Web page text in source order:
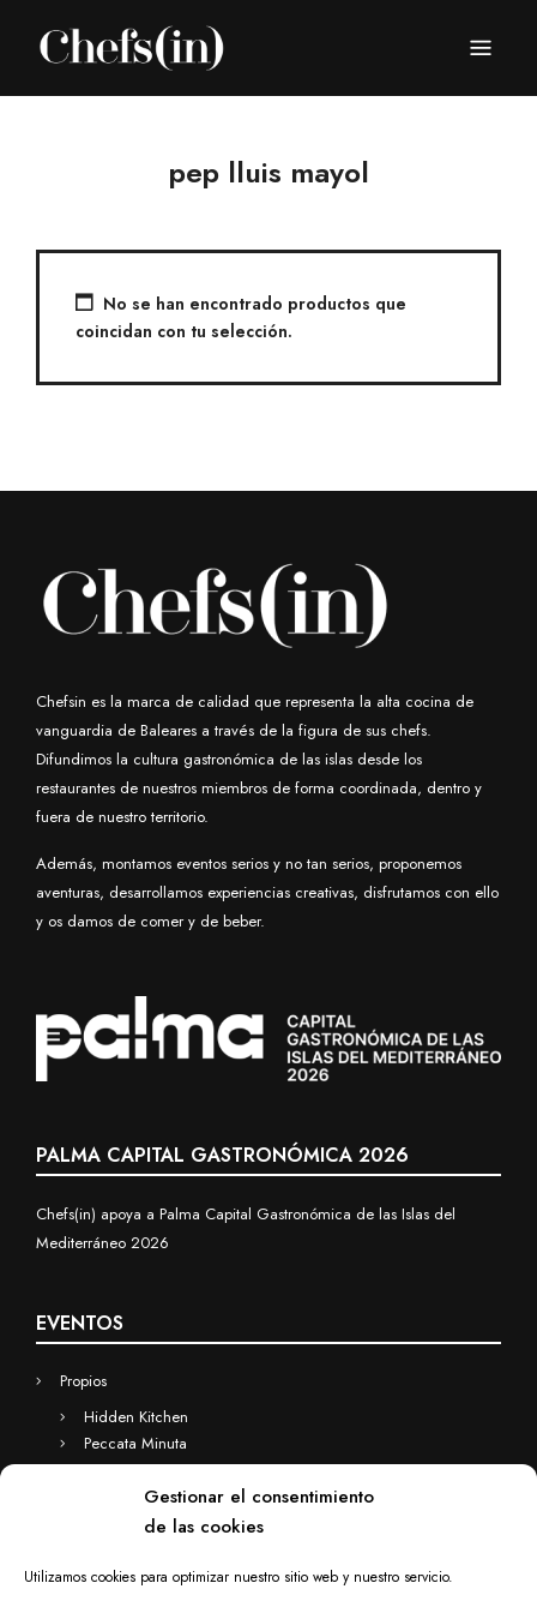
Gestionar el consentimiento
de las cookies
Utilizamos cookies para optimizar nuestro sitio web y nuestro servicio.
CHEFS(IN)
pep lluis mayol
No se han encontrado productos que
coincidan con tu selección.
Chefsin es la marca de calidad que representa la alta cocina de
vanguardia de Baleares a través de la figura de sus chefs.
Difundimos la cultura gastronómica de las islas desde los
restaurantes de nuestros miembros de forma coordinada, dentro y
fuera de nuestro territorio.
Además, montamos eventos serios y no tan serios, proponemos
aventuras, desarrollamos experiencias creativas, disfrutamos con ello
y os damos de comer y de beber.
PALMA CAPITAL GASTRONÓMICA 2026
Chefs(in) apoya a Palma Capital Gastronómica de las Islas del
Mediterráneo 2026
EVENTOS
Propios
Hidden Kitchen
Peccata Minuta
Eventos a medida
Hidden Kitchen Business